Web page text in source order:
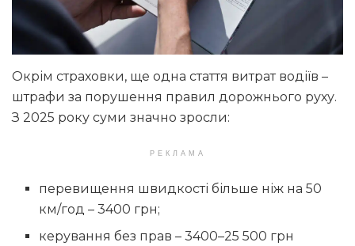
Окрім страховки, ще одна стаття витрат водіїв –
штрафи за порушення правил дорожнього руху.
З 2025 року суми значно зросли:
РЕКЛАМА
перевищення швидкості більше ніж на 50
км/год – 3400 грн;
керування без прав – 3400–25 500 грн